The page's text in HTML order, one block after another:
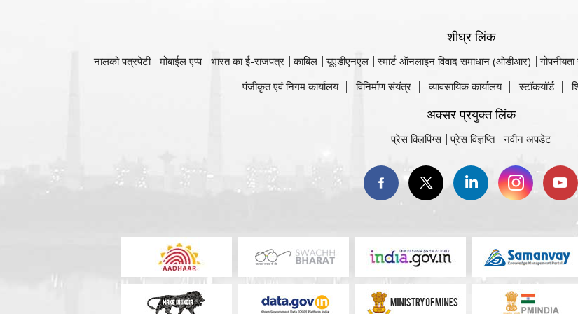
शीघ्र लिंक
नालको पत्रपेटी मोबाईल एप्प भारत का ई-राजपत्र काबिल यूएडीएनएल स्मार्ट ऑनलाइन विवाद समाधान (ओडीआर) गोपनीयता
पंजीकृत एवं निगम कार्यालय
विनिर्माण संयंत्र व्यावसायिक कार्यालय स्टॉकयॉर्ड
अक्सर प्रयुक्त लिंक
प्रेस क्लिपिंग्स प्रेस विज्ञप्ति नवीन अपडेट